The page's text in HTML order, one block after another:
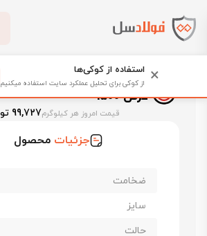
فولادسل
عرض 1500
قیمت امروز هر کیلوگرم99,727 تومان
جزئیات محصول
ضخامت
سایز
حالت
× استفاده از کوکی‌ها
از کوکی برای تحلیل عملکرد سایت استفاده میکنیم